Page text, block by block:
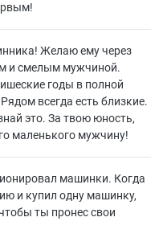
Желаю ему через
и смелым мужчиной.
годы в полной
всегда есть близкие.
это. За твою юность,
маленького мужчину!
машинки. Когда
и купил одну машинку,
ты пронес свои